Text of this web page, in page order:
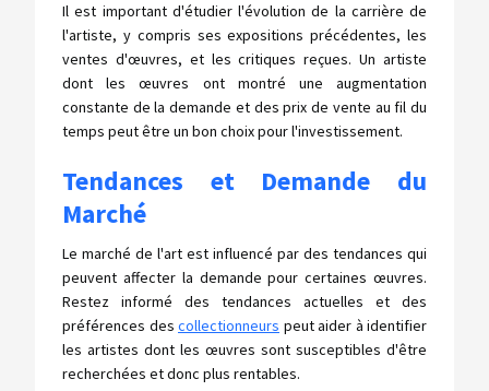
Il est important d'étudier l'évolution de la carrière de
l'artiste, y compris ses expositions précédentes, les
ventes d'œuvres, et les critiques reçues. Un artiste
dont les œuvres ont montré une augmentation
constante de la demande et des prix de vente au fil du
temps peut être un bon choix pour l'investissement.
Tendances et Demande du
Marché
Le marché de l'art est influencé par des tendances qui
peuvent affecter la demande pour certaines œuvres.
Restez informé des tendances actuelles et des
préférences des collectionneurs peut aider à identifier
les artistes dont les œuvres sont susceptibles d'être
recherchées et donc plus rentables.